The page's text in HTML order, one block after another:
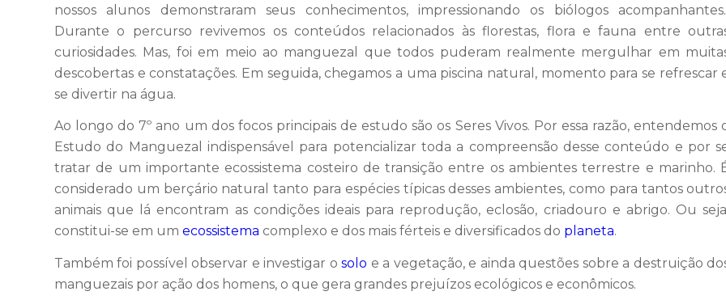
nossos alunos demonstraram seus conhecimentos, impressionando os biólogos acompanhantes.
Durante o percurso revivemos os conteúdos relacionados às florestas, flora e fauna entre
curiosidades. Mas, foi em meio ao manguezal que todos puderam realmente mergulhar em
descobertas e constatações. Em seguida, chegamos a uma piscina natural, momento para se refrescar
se divertir na água.
Ao longo do 7º ano um dos focos principais de estudo são os Seres Vivos. Por essa razão, entendemos
Estudo do Manguezal indispensável para potencializar toda a compreensão desse conteúdo e por
tratar de um importante ecossistema costeiro de transição entre os ambientes terrestre e marinho.
considerado um berçário natural tanto para espécies típicas desses ambientes, como para tantos
animais que lá encontram as condições ideais para reprodução, eclosão, criadouro e abrigo. Ou
constitui-se em um ecossistema complexo e dos mais férteis e diversificados do planeta.
Também foi possível observar e investigar osolo e a vegetação, e ainda questões sobre a destruição
manguezais por ação dos homens, o que gera grandes prejuízos ecológicos e econômicos.